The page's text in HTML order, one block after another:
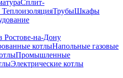
Сплит-
ТеплоизоляцияТрубыШкафы
Ростове-на-Дону
котлыНапольные газовые
Промышленные
Электрические котлы